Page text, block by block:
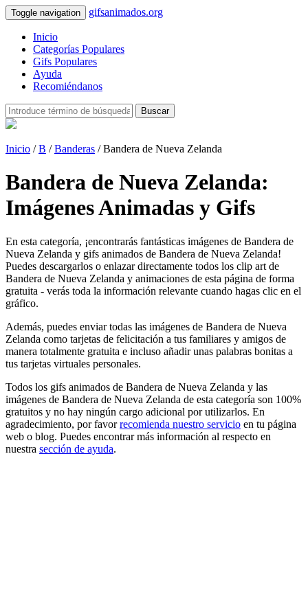
Toggle navigation gifsanimados.org
Inicio
Categorías Populares
Gifs Populares
Ayuda
Recomiéndanos
Buscar
Inicio /B /Banderas / Bandera de Nueva Zelanda
Bandera de Nueva Zelanda:
Imágenes Animadas y Gifs
En esta categoría, ¡encontrarás fantásticas imágenes de Bandera de
Nueva Zelanda y gifs animados de Bandera de Nueva Zelanda!
Puedes descargarlos o enlazar directamente todos los clip art de
Bandera de Nueva Zelanda y animaciones de esta página de forma
gratuita - verás toda la información relevante cuando hagas clic en el
gráfico.
Además, puedes enviar todas las imágenes de Bandera de Nueva
Zelanda como tarjetas de felicitación a tus familiares y amigos de
manera totalmente gratuita e incluso añadir unas palabras bonitas a
tus tarjetas virtuales personales.
Todos los gifs animados de Bandera de Nueva Zelanda y las
imágenes de Bandera de Nueva Zelanda de esta categoría son 100%
gratuitos y no hay ningún cargo adicional por utilizarlos. En
agradecimiento, por favorrecomienda nuestro servicio en tu página
web o blog. Puedes encontrar más información al respecto en
nuestra sección de ayuda.